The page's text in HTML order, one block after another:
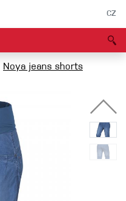
CZ
Noya jeans shorts